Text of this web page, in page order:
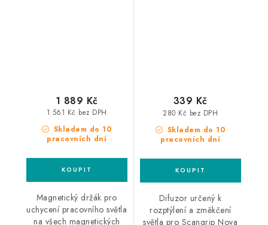
Skladem do 10
pracovních dní
1 561 Kč bez DPH
1 889 Kč
Magnetický držák pro
uchycení pracovního světla
na všech magnetických
Skladem do 10
pracovních dní
280 Kč bez DPH
339 Kč
Difuzor určený k
rozptýlení a změkčení
světla pro Scangrip Nova